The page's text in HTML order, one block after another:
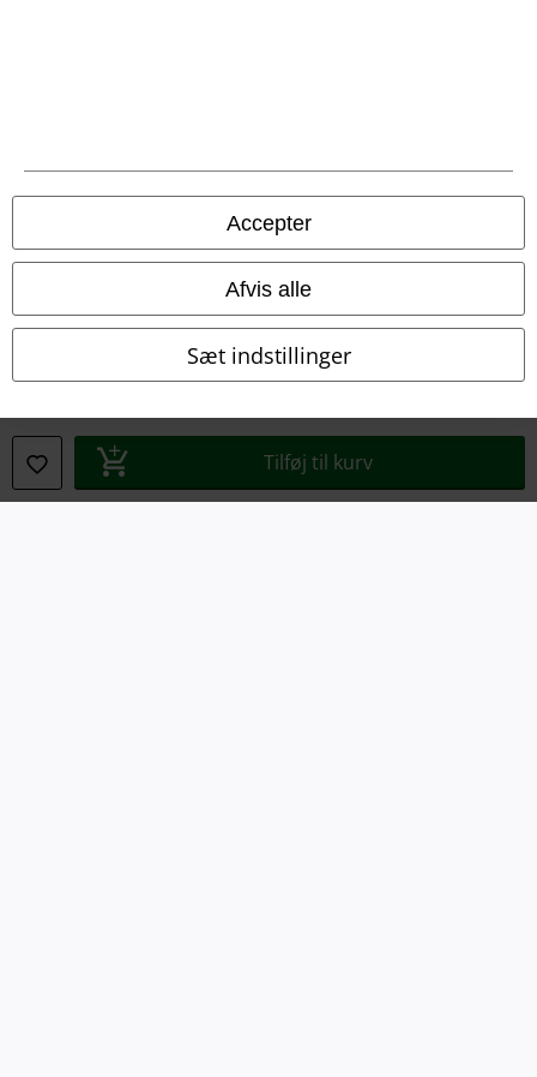
Accepter
Afvis alle
Sæt indstillinger
Tilføj til kurv
Salgs-, medlems- & leveringsbetingelser
Om EMP Danmark